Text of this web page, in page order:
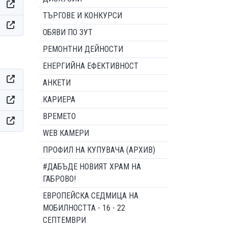
ТЪРГОВЕ И КОНКУРСИ
ОБЯВИ ПО ЗУТ
РЕМОНТНИ ДЕЙНОСТИ
ЕНЕРГИЙНА ЕФЕКТИВНОСТ
АНКЕТИ
КАРИЕРА
ВРЕМЕТО
WEB КАМЕРИ
ПРОФИЛ НА КУПУВАЧА (АРХИВ)
#ДАБЪДЕ НОВИЯТ ХРАМ НА
ГАБРОВО!
ЕВРОПЕЙСКА СЕДМИЦА НА
МОБИЛНОСТТА - 16 - 22
СЕПТЕМВРИ